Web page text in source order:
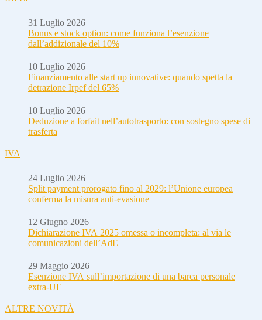
31 Luglio 2026
Bonus e stock option: come funziona l’esenzione
dall’addizionale del 10%
10 Luglio 2026
Finanziamento alle start up innovative: quando spetta la
detrazione Irpef del 65%
10 Luglio 2026
Deduzione a forfait nell’autotrasporto: con sostegno spese di
trasferta
IVA
24 Luglio 2026
Split payment prorogato fino al 2029: l’Unione europea
conferma la misura anti-evasione
12 Giugno 2026
Dichiarazione IVA 2025 omessa o incompleta: al via le
comunicazioni dell’AdE
29 Maggio 2026
Esenzione IVA sull’importazione di una barca personale
extra-UE
ALTRE NOVITÀ